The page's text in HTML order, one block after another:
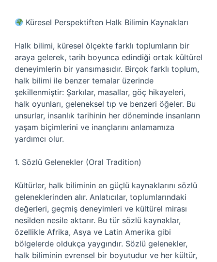
Küresel Perspektiften Halk Bilimin Kaynakları
Halk bilimi, küresel ölçekte farklı toplumların bir
araya gelerek, tarih boyunca edindiği ortak kültürel
deneyimlerin bir yansımasıdır. Birçok farklı toplum,
halk bilimi ile benzer temalar üzerinde
şekillenmiştir: Şarkılar, masallar, göç hikayeleri,
halk oyunları, geleneksel tıp ve benzeri öğeler. Bu
unsurlar, insanlık tarihinin her döneminde insanların
yaşam biçimlerini ve inançlarını anlamamıza
yardımcı olur.
1. Sözlü Gelenekler (Oral Tradition)
Kültürler, halk biliminin en güçlü kaynaklarını sözlü
geleneklerinden alır. Anlatıcılar, toplumlarındaki
değerleri, geçmiş deneyimleri ve kültürel mirası
nesilden nesile aktarır. Bu tür sözlü kaynaklar,
özellikle Afrika, Asya ve Latin Amerika gibi
bölgelerde oldukça yaygındır. Sözlü gelenekler,
halk biliminin evrensel bir boyutudur ve her kültür,